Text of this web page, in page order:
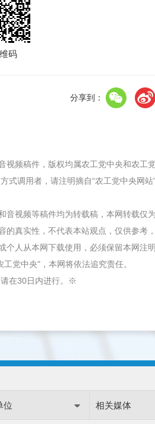
码
分享到：
视频稿件，版权均属农工党中央和农工
式调用者，请注明摘自“农工党中央网站
音视频等稿件均为转载稿，本网转载仅
的真实性，不代表本站观点，仅供参考
个人从本网下载使用，必须保留本网注
党中央"，本网将依法追究责任。
在30日内进行。※
位 相关媒体